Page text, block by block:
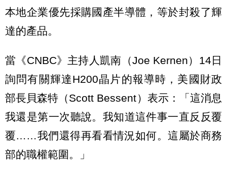
本地企業優先採購國產半導體，等於封殺了輝
達的產品。
當《CNBC》主持人凱南（Joe Kernen）14日
詢問有關輝達H200晶片的報導時，美國財政
部長貝森特（Scott Bessent）表示：「這消息
我還是第一次聽說。我知道這件事一直反反覆
覆……我們還得再看看情況如何。這屬於商務
部的職權範圍。」